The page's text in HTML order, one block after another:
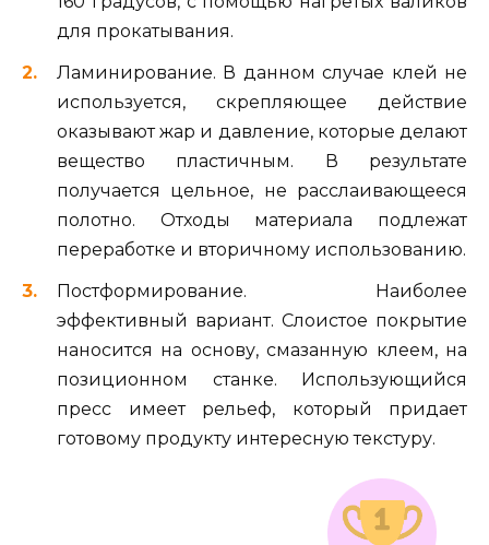
для прокатывания.
Ламинирование. В данном случае клей не
используется, скрепляющее действие
оказывают жар и давление, которые делают
вещество пластичным. В результате
получается цельное, не расслаивающееся
полотно. Отходы материала подлежат
переработке и вторичному использованию.
Постформирование. Наиболее
эффективный вариант. Слоистое покрытие
наносится на основу, смазанную клеем, на
позиционном станке. Использующийся
пресс имеет рельеф, который придает
готовому продукту интересную текстуру.